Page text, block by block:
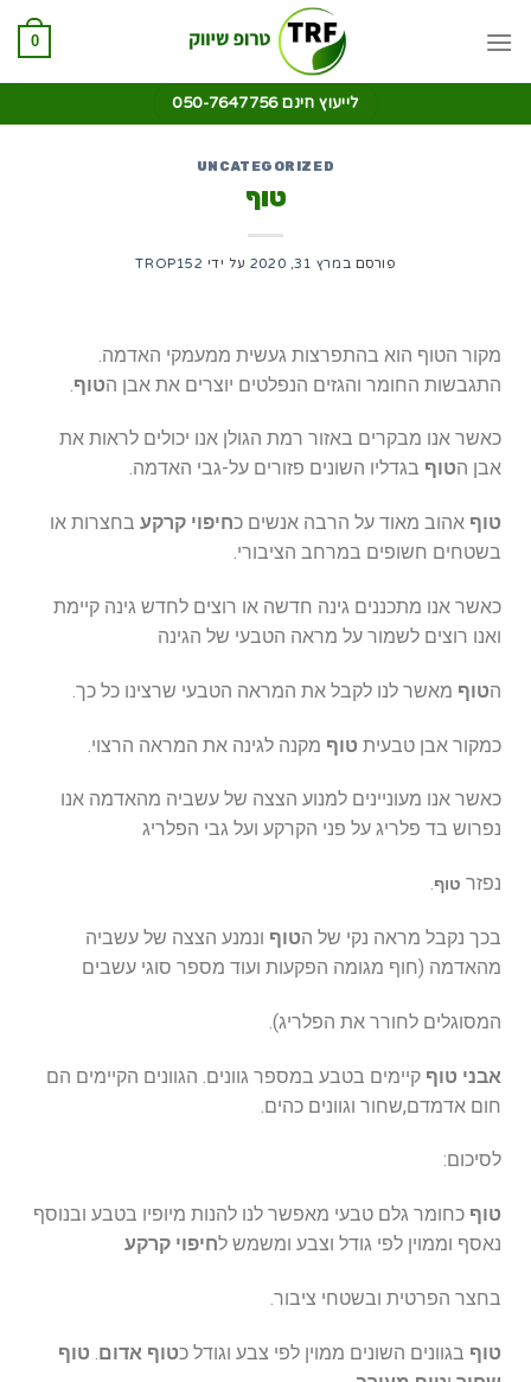
0
לייעוץ חינם 050-7647756
UNCATEGORIZED
טוף
פורסם במרץ 31, 2020 על ידי TROP152
מקור הטוף הוא בהתפרצות געשית ממעמקי האדמה.
התגבשות החומר והגזים הנפלטים יוצרים את אבן הטוף
כאשר אנו מבקרים באזור רמת הגולן אנו יכולים לראות את
אבן הטוף בגדליו השונים פזורים על-גבי האדמה.
טוף אהוב מאוד על הרבה אנשים כחיפוי קרקע בחצרות או
בשטחים חשופים במרחב הציבורי.
כאשר אנו מתכננים גינה חדשה או רוצים לחדש גינה קיימת
ואנו רוצים לשמור על מראה הטבעי של הגינה
הטוף מאשר לנו לקבל את המראה הטבעי שרצינו כל כך.
כמקור אבן טבעית טוף מקנה לגינה את המראה הרצוי.
כאשר אנו מעוניינים למנוע הצצה של עשביה מהאדמה אנו
נפרוש בד פלריג על פני הקרקע ועל גבי הפלריג
נפזר טוף.
בכך נקבל מראה נקי של הטוף ונמנע הצצה של עשביה
מהאדמה (חוף מגומה הפקעות ועוד מספר סוגי עשבים
המסוגלים לחורר את הפלריג).
אבני טוף קיימים בטבע במספר גוונים. הגוונים הקיימים הם
חום אדמדם,שחור וגוונים כהים.
לסיכום:
טוף כחומר גלם טבעי מאפשר לנו להנות מיופיו בטבע ובנוסף
נאסף וממוין לפי גודל וצבע ומשמש לחיפוי קרקע
בחצר הפרטית ובשטחי ציבור.
טוף בגוונים השונים ממוין לפי צבע וגודל כטוף אדום טוף